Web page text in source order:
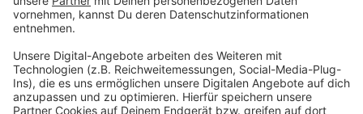
Anzeige
Weitere Meldungen aus Leverkusen
Anzeige